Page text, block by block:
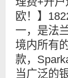
欧！】
一，是法
境内所有
款，
当广泛的